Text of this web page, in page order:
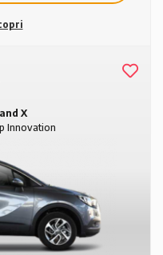
X
Innovation